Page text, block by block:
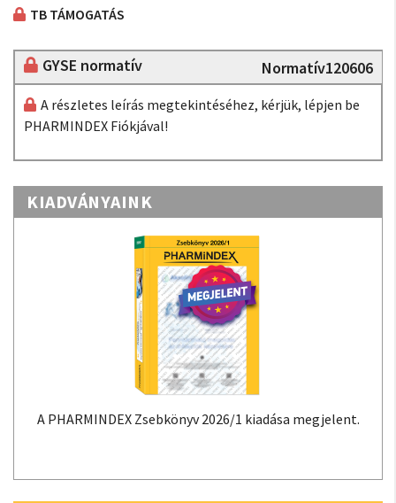
TB TÁMOGATÁS
GYSE normatív Normatív120606
A részletes leírás megtekintéséhez, kérjük, lépjen be
PHARMINDEX Fiókjával!
KIADVÁNYAINK
A PHARMINDEX Zsebkönyv 2026/1 kiadása megjelent.